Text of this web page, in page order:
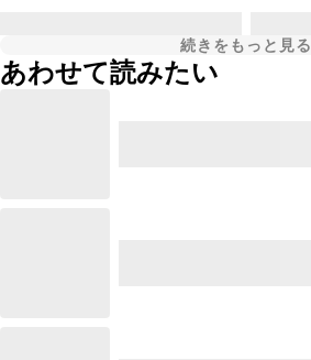
続きをもっと見る
あわせて読みたい